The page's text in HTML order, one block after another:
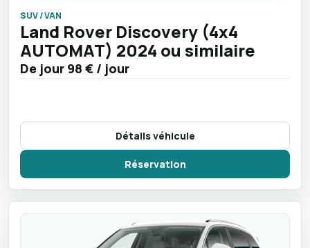
SUV / VAN
Land Rover Discovery (4x4
AUTOMAT) 2024 ou similaire
De jour 98 € / jour
Détails véhicule
Réservation